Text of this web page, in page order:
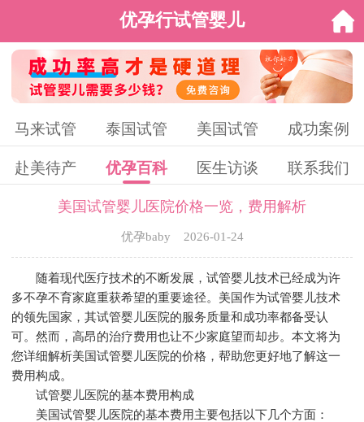
优孕行试管婴儿
马来试管 泰国试管 美国试管 成功案例
赴美待产 优孕百科 医生访谈 联系我们
美国试管婴儿医院价格一览，费用解析
优孕baby 2026-01-24
随着现代医疗技术的不断发展，试管婴儿技术已经成为许
多不孕不育家庭重获希望的重要途径。美国作为试管婴儿技术
的领先国家，其试管婴儿医院的服务质量和成功率都备受认
可。然而，高昂的治疗费用也让不少家庭望而却步。本文将为
您详细解析美国试管婴儿医院的价格，帮助您更好地了解这一
费用构成。
试管婴儿医院的基本费用构成
美国试管婴儿医院的基本费用主要包括以下几个方面：